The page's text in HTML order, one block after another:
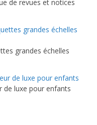
de revues et notices
grandes échelles
de luxe pour enfants